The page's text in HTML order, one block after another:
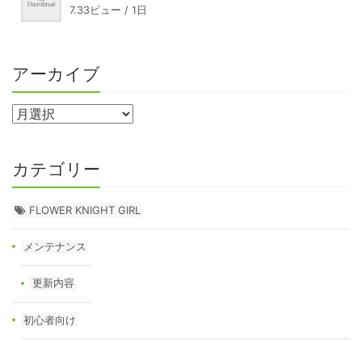
7.33ビュー / 1日
アーカイブ
カテゴリー
FLOWER KNIGHT GIRL
メンテナンス
更新内容
初心者向け